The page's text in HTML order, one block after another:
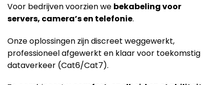
Voor bedrijven voorzien we bekabeling voor
servers, camera’s en telefonie.
Onze oplossingen zijn discreet weggewerkt,
professioneel afgewerkt en klaar voor toekomstig
dataverkeer (Cat6/Cat7).